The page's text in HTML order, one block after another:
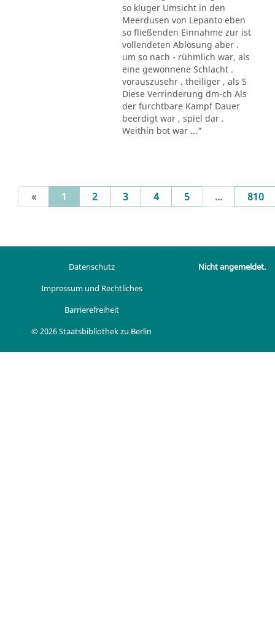
so kluger Umsicht in den
Meerdusen von Lepanto eben
so fließenden Einnahme zur ist
vollendeten Ablösung aber .
um so nach - rühmlich war, als
eine gewonnene Schlacht .
vorauszusehr . theiliger , als S
Diese Verrinderung dm-ch Als
der furchtbare Kampf Dauer
beerdigt war , spiel dar .
Weithin bot war ..."
« 1 (current)
2 3 4 5 ... 810
Datenschutz
Impressum und Rechtliches
Barrierefreiheit
© 2026 Staatsbibliothek zu Berlin
Nicht angemeldet.